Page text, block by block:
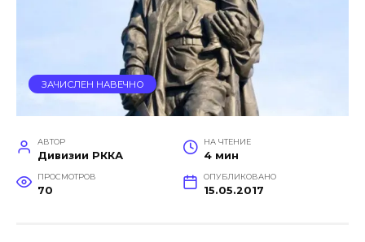
ЗАЧИСЛЕН НАВЕЧНО
АВТОР
Дивизии РККА
НА ЧТЕНИЕ
4 мин
ПРОСМОТРОВ
70
ОПУБЛИКОВАНО
15.05.2017